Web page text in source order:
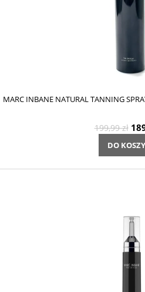
MARC INBANE NATURAL TANNING
199,99 zł
DO